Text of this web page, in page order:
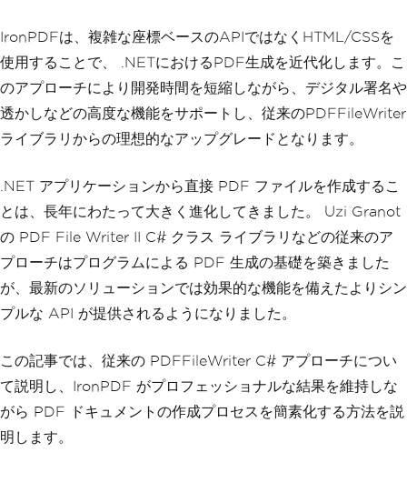
IronPDFは、複雑な座標ベースのAPIではなくHTML/CSSを
使用することで、 .NETにおけるPDF生成を近代化します。こ
のアプローチにより開発時間を短縮しながら、デジタル署名や
透かしなどの高度な機能をサポートし、従来のPDFFileWriter
ライブラリからの理想的なアップグレードとなります。
.NET アプリケーションから直接 PDF ファイルを作成するこ
とは、長年にわたって大きく進化してきました。 Uzi Granot
の PDF File Writer II C# クラス ライブラリなどの従来のア
プローチはプログラムによる PDF 生成の基礎を築きました
が、最新のソリューションでは効果的な機能を備えたよりシン
プルな API が提供されるようになりました。
この記事では、従来の PDFFileWriter C# アプローチについ
て説明し、IronPDF がプロフェッショナルな結果を維持しな
がら PDF ドキュメントの作成プロセスを簡素化する方法を説
明します。